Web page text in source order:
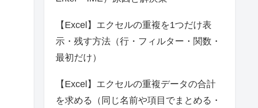
【Excel】エクセルの重複を1つだけ表
示・残す方法（行・フィルター・関数・
最初だけ）
【Excel】エクセルの重複データの合計
を求める（同じ名前や項目でまとめる・